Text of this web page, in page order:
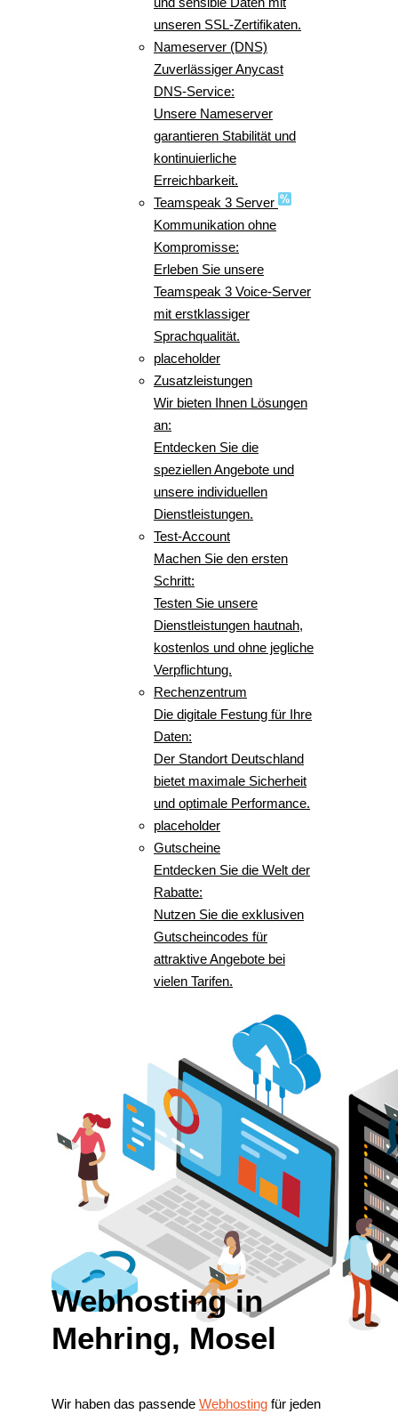
unseren SSL-Zertifikaten.
Nameserver (DNS)
Zuverlässiger Anycast
DNS-Service:
Unsere Nameserver
garantieren Stabilität und
kontinuierliche
Erreichbarkeit.
Teamspeak 3 Server
Kommunikation ohne
Kompromisse:
Erleben Sie unsere
Teamspeak 3 Voice-Server
mit erstklassiger
Sprachqualität.
placeholder
Zusatzleistungen
Wir bieten Ihnen Lösungen
an:
Entdecken Sie die
speziellen Angebote und
unsere individuellen
Dienstleistungen.
Test-Account
Machen Sie den ersten
Schritt:
Testen Sie unsere
Dienstleistungen hautnah,
kostenlos und ohne jegliche
Verpflichtung.
Rechenzentrum
Die digitale Festung für Ihre
Daten:
Der Standort Deutschland
bietet maximale Sicherheit
und optimale Performance.
placeholder
Gutscheine
Entdecken Sie die Welt der
Rabatte:
Nutzen Sie die exklusiven
Gutscheincodes für
attraktive Angebote bei
vielen Tarifen.
Webhosting in
Mehring, Mosel
Wir haben das passende Webhosting für jeden